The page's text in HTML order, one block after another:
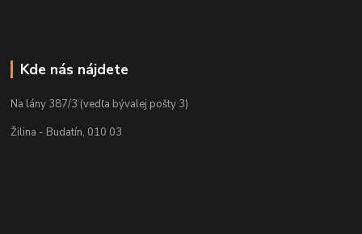
Kde nás nájdete
Na lány 387/3 (vedľa bývalej pošty 3)
Žilina - Budatín, 010 03